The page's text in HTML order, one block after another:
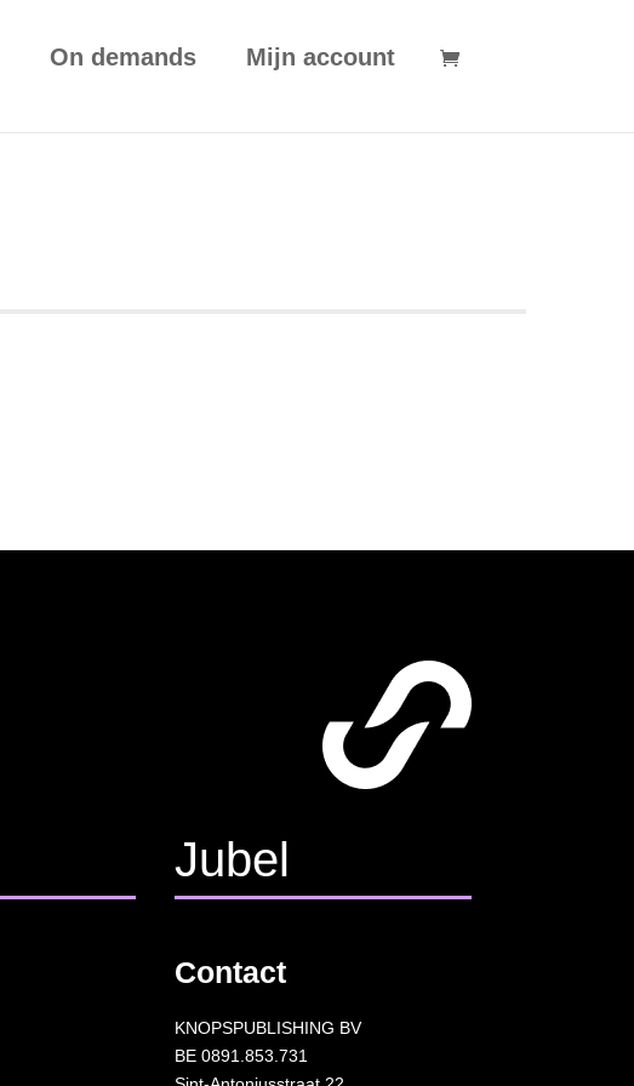
On demands Mijn account
Jubel
Contact
KNOPSPUBLISHING BV
BE 0891.853.731